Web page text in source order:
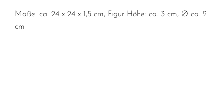
Maße: ca. 24 x 24 x 1,5 cm, Figur Höhe: ca. 3 cm, Ø ca. 2
cm